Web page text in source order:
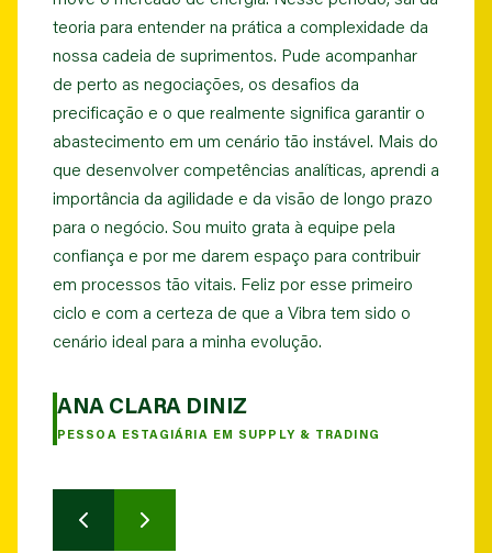
teoria para entender na prática a complexidade da
nossa cadeia de suprimentos. Pude acompanhar
de perto as negociações, os desafios da
precificação e o que realmente significa garantir o
abastecimento em um cenário tão instável. Mais do
que desenvolver competências analíticas, aprendi a
importância da agilidade e da visão de longo prazo
para o negócio. Sou muito grata à equipe pela
confiança e por me darem espaço para contribuir
em processos tão vitais. Feliz por esse primeiro
ciclo e com a certeza de que a Vibra tem sido o
cenário ideal para a minha evolução.
ANA CLARA DINIZ
PESSOA ESTAGIÁRIA EM SUPPLY & TRADING